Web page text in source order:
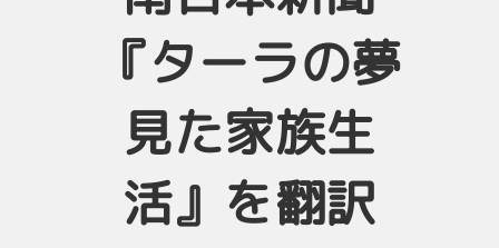
『ターラの夢
見た家族生
活』を翻訳